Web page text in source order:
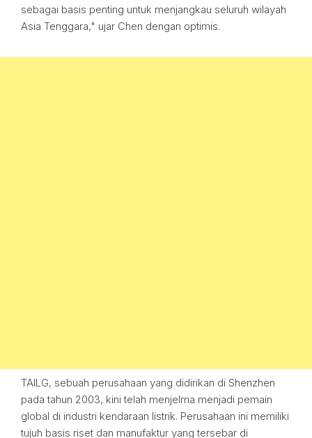
sebagai basis penting untuk menjangkau seluruh wilayah
Asia Tenggara," ujar Chen dengan optimis.
TAILG, sebuah perusahaan yang didirikan di Shenzhen
pada tahun 2003, kini telah menjelma menjadi pemain
global di industri kendaraan listrik. Perusahaan ini memiliki
tujuh basis riset dan manufaktur yang tersebar di